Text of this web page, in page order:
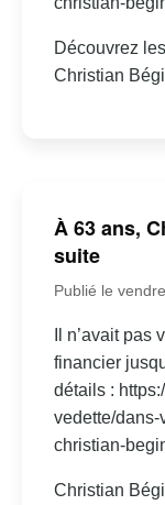
Découvrez
Christian
À 63 ans,
suite
Publié le
Il n’avait
financier
détails :
vedette/dans-
christian-
Christian